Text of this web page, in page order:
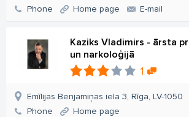
Phone
Home page E-mail
Kaziks Vladimirs - ārsta
un narkoloģijā
1
Emīlijas Benjamiņas iela 3, Rīga, LV-1050
Phone
Home page